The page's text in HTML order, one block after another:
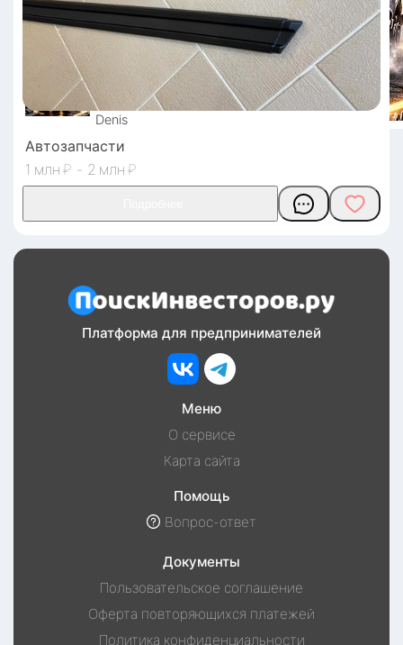
Denis
Автозапчасти
1
₽ - 2 ₽
Платформа для предпринимателей
Меню
О сервисе
Карта сайта
Помощь
Вопрос-ответ
Документы
Пользовательское соглашение
Оферта повторяющихся платежей
Политика конфиденциальности